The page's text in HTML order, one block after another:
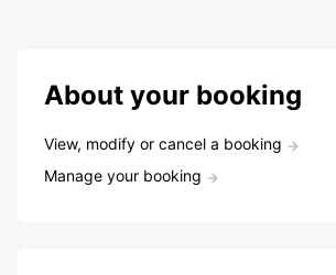
About your booking
View, modify or cancel a booking
Manage your booking